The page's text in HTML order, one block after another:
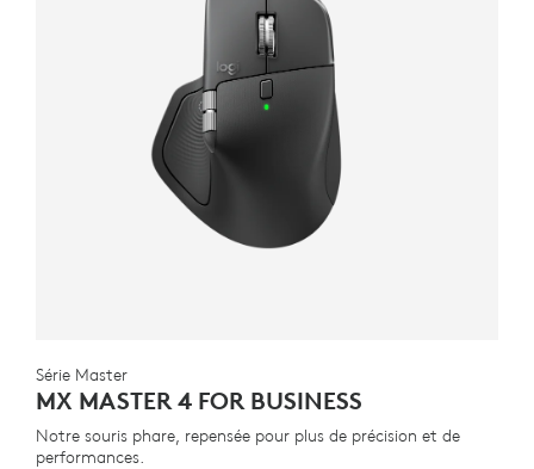
Série Master
MX MASTER 4 FOR BUSINESS
Notre souris phare, repensée pour plus de précision et de
performances.